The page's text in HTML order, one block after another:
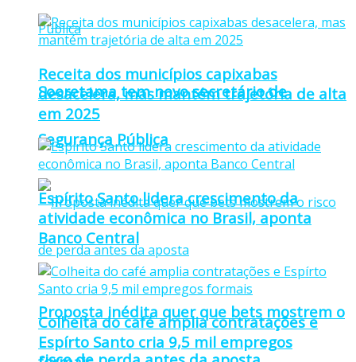
Sooretama tem novo secretário de
Segurança Pública
Proposta inédita quer que bets mostrem o
Receita dos municípios capixabas
desacelera, mas mantém trajetória de alta
em 2025
Espírito Santo lidera crescimento da
atividade econômica no Brasil, aponta
Banco Central
Colheita do café amplia contratações e
Espírto Santo cria 9,5 mil empregos